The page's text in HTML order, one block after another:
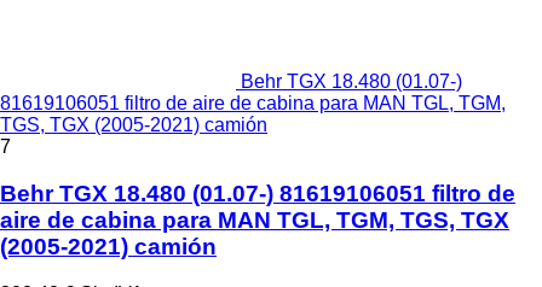
Behr TGX 18.480 (01.07-)
81619106051 filtro de aire de cabina para MAN TGL, TGM,
TGS, TGX (2005-2021) camión
7
Behr TGX 18.480 (01.07-) 81619106051 filtro de
aire de cabina para MAN TGL, TGM, TGS, TGX
(2005-2021) camión